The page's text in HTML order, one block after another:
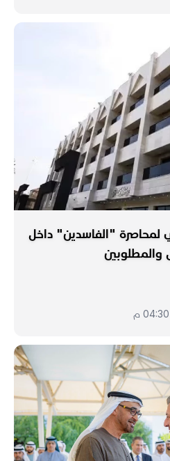
لمحاصرة "الفاسدين" داخل
والمطلوبين